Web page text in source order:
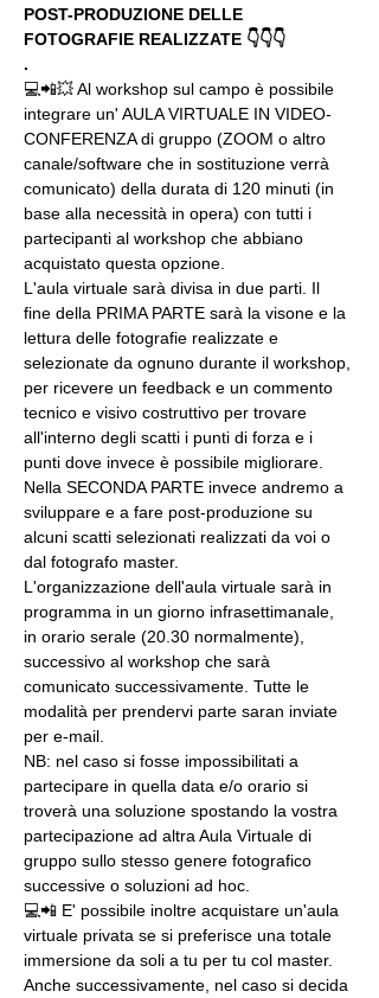
POST-PRODUZIONE DELLE
FOTOGRAFIE REALIZZATE 👇👇👇
.
💻📲💥 Al workshop sul campo è possibile
integrare un' AULA VIRTUALE IN VIDEO-
CONFERENZA di gruppo (ZOOM o altro
canale/software che in sostituzione verrà
comunicato) della durata di 120 minuti (in
base alla necessità in opera) con tutti i
partecipanti al workshop che abbiano
acquistato questa opzione.
L'aula virtuale sarà divisa in due parti. Il
fine della PRIMA PARTE sarà la visone e la
lettura delle fotografie realizzate e
selezionate da ognuno durante il workshop,
per ricevere un feedback e un commento
tecnico e visivo costruttivo per trovare
all'interno degli scatti i punti di forza e i
punti dove invece è possibile migliorare.
Nella SECONDA PARTE invece andremo a
sviluppare e a fare post-produzione su
alcuni scatti selezionati realizzati da voi o
dal fotografo master.
L'organizzazione dell'aula virtuale sarà in
programma in un giorno infrasettimanale,
in orario serale (20.30 normalmente),
successivo al workshop che sarà
comunicato successivamente. Tutte le
modalità per prendervi parte saran inviate
per e-mail.
NB: nel caso si fosse impossibilitati a
partecipare in quella data e/o orario si
troverà una soluzione spostando la vostra
partecipazione ad altra Aula Virtuale di
gruppo sullo stesso genere fotografico
successive o soluzioni ad hoc.
💻📲 E' possibile inoltre acquistare un'aula
virtuale privata se si preferisce una totale
immersione da soli a tu per tu col master.
Anche successivamente, nel caso si decida